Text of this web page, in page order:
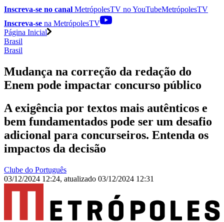
Inscreva-se no canal MetrópolesTV noYouTubeMetrópolesTV
Inscreva-se na MetrópolesTV
Página Inicial
Brasil
Brasil
Mudança na correção da redação do
Enem pode impactar concurso público
A exigência por textos mais autênticos e
bem fundamentados pode ser um desafio
adicional para concurseiros. Entenda os
impactos da decisão
Clube do Português
03/12/2024 12:24, atualizado 03/12/2024 12:31